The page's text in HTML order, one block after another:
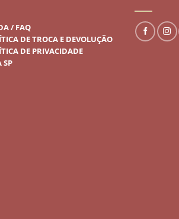
/ FAQ
DE TROCA E DEVOLUÇÃO
DE PRIVACIDADE
SP